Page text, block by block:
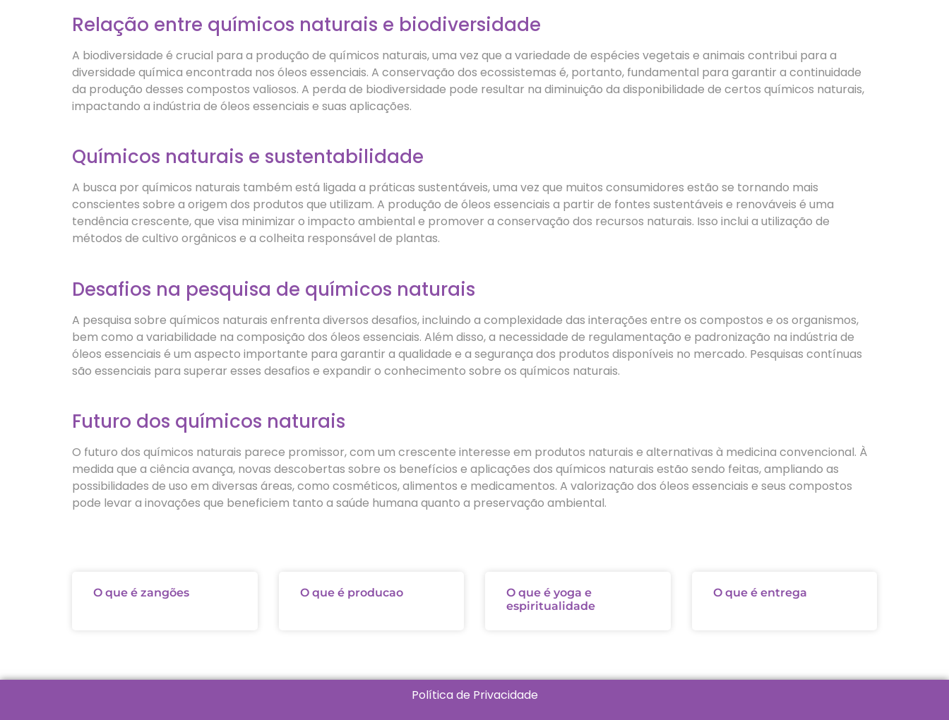
Relação entre químicos naturais e biodiversidade
A biodiversidade é crucial para a produção de químicos naturais, uma vez que a variedade de espécies vegetais e animais contribui para a
diversidade química encontrada nos óleos essenciais. A conservação dos ecossistemas é, portanto, fundamental para garantir a continuidade
da produção desses compostos valiosos. A perda de biodiversidade pode resultar na diminuição da disponibilidade de certos químicos naturais,
impactando a indústria de óleos essenciais e suas aplicações.
Químicos naturais e sustentabilidade
A busca por químicos naturais também está ligada a práticas sustentáveis, uma vez que muitos consumidores estão se tornando mais
conscientes sobre a origem dos produtos que utilizam. A produção de óleos essenciais a partir de fontes sustentáveis e renováveis é uma
tendência crescente, que visa minimizar o impacto ambiental e promover a conservação dos recursos naturais. Isso inclui a utilização de
métodos de cultivo orgânicos e a colheita responsável de plantas.
Desafios na pesquisa de químicos naturais
A pesquisa sobre químicos naturais enfrenta diversos desafios, incluindo a complexidade das interações entre os compostos e os organismos,
bem como a variabilidade na composição dos óleos essenciais. Além disso, a necessidade de regulamentação e padronização na indústria de
óleos essenciais é um aspecto importante para garantir a qualidade e a segurança dos produtos disponíveis no mercado. Pesquisas contínuas
são essenciais para superar esses desafios e expandir o conhecimento sobre os químicos naturais.
Futuro dos químicos naturais
O futuro dos químicos naturais parece promissor, com um crescente interesse em produtos naturais e alternativas à medicina convencional. À
medida que a ciência avança, novas descobertas sobre os benefícios e aplicações dos químicos naturais estão sendo feitas, ampliando as
possibilidades de uso em diversas áreas, como cosméticos, alimentos e medicamentos. A valorização dos óleos essenciais e seus compostos
pode levar a inovações que beneficiem tanto a saúde humana quanto a preservação ambiental.
O que é zangões O que é producao
O que é yoga e
espiritualidade
O que é entrega
Política de Privacidade